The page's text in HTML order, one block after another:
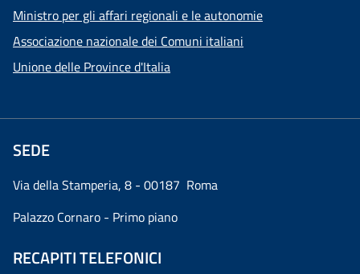
Ministro per gli affari regionali e le autonomie
Associazione nazionale dei Comuni italiani
Unione delle Province d'Italia
SEDE
Via della Stamperia, 8 - 00187 Roma
Palazzo Cornaro - Primo piano
RECAPITI TELEFONICI